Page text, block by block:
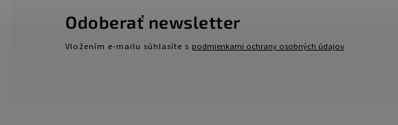
Odoberať newsletter
Vložením e-mailu súhlasíte s podmienkami ochrany osobných údajov